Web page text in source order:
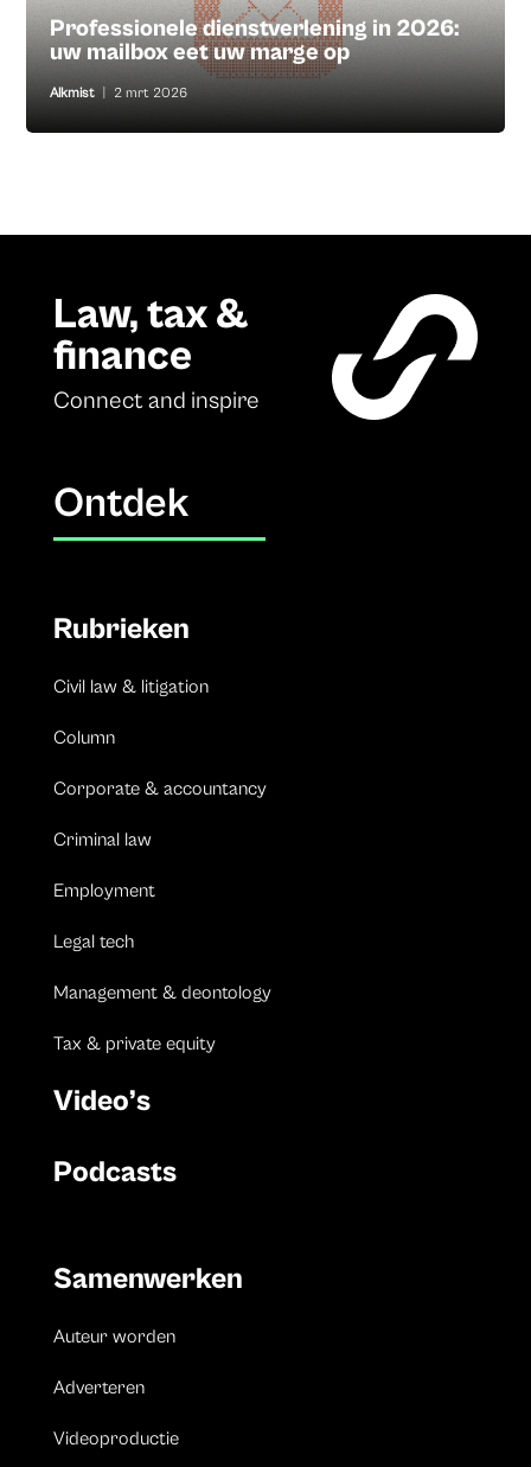
Professionele dienstverlening in 2026:
uw mailbox eet uw marge op
Alkmist 2 mrt 2026
Law, tax &
finance
Connect and inspire
Ontdek
Rubrieken
Civil law & litigation
Column
Corporate & accountancy
Criminal law
Employment
Legal tech
Management & deontology
Tax & private equity
Video’s
Podcasts
Samenwerken
Auteur worden
Adverteren
Videoproductie